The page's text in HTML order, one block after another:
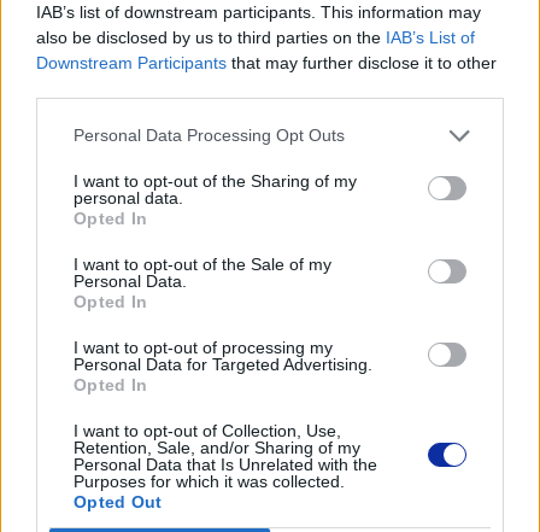
IAB’s list of downstream participants. This information may
also be disclosed by us to third parties on the IAB’s List of
Downstream Participants that may further disclose it to other
Personal Data Processing Opt Outs
I want to opt-out of the Sharing of my
personal data.
Opted In
I want to opt-out of the Sale of my
Personal Data.
Opted In
I want to opt-out of processing my
Personal Data for Targeted Advertising.
Opted In
I want to opt-out of Collection, Use,
Retention, Sale, and/or Sharing of my
Personal Data that Is Unrelated with the
Purposes for which it was collected.
Opted Out
Brother Polska
ul. Marynarska 15
02-674 Warszawa
tel. (22) 441 63 00
https://brother.pl
Pomoc techniczna
POLECANE
PRODUKTY: